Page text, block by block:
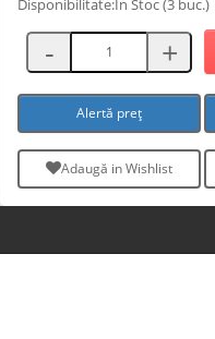
Disponibilitate:În Stoc (3 buc.)
Alertă preț
Adaugă in Wishlist